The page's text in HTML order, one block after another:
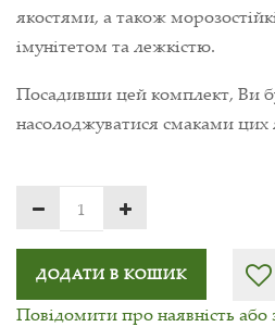
якостями, а також
імунітетом та лежкістю.
Посадивши цей комплект, Ви
насолоджуватися смаками цих
ДОДАТИ В КОШИК
Повідомити про наявність або